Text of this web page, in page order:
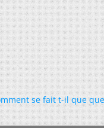
se fait t-il que